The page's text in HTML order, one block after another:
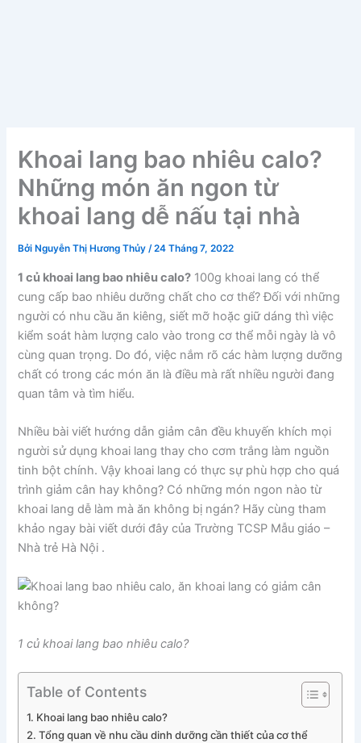
Khoai lang bao nhiêu calo?
Những món ăn ngon từ
khoai lang dễ nấu tại nhà
Bởi Nguyễn Thị Hương Thủy/24 Tháng 7, 2022
1 củ khoai lang bao nhiêu calo? 100g khoai lang có thể
cung cấp bao nhiêu dưỡng chất cho cơ thể? Đối với những
người có nhu cầu ăn kiêng, siết mỡ hoặc giữ dáng thì việc
kiểm soát hàm lượng calo vào trong cơ thể mỗi ngày là vô
cùng quan trọng. Do đó, việc nắm rõ các hàm lượng dưỡng
chất có trong các món ăn là điều mà rất nhiều người đang
quan tâm và tìm hiểu.
Nhiều bài viết hướng dẫn giảm cân đều khuyến khích mọi
người sử dụng khoai lang thay cho cơm trắng làm nguồn
tinh bột chính. Vậy khoai lang có thực sự phù hợp cho quá
trình giảm cân hay không? Có những món ngon nào từ
khoai lang dễ làm mà ăn không bị ngán? Hãy cùng tham
khảo ngay bài viết dưới đây của Trường TCSP Mẫu giáo –
Nhà trẻ Hà Nội .
1 củ khoai lang bao nhiêu calo?
Table of Contents
Khoai lang bao nhiêu calo?
Tổng quan về nhu cầu dinh dưỡng cần thiết của cơ thể